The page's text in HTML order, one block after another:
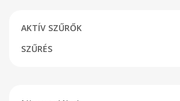
AKTÍV SZŰRŐK
SZŰRÉS